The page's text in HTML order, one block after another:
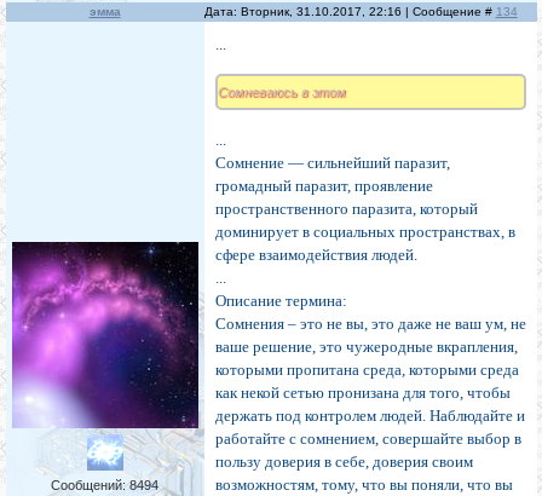
эмма Дата: Вторник, 31.10.2017, 22:16 | Сообщение # 134
Сообщений: 8494
...
Сомневаюсь в этом
...
Сомнение — сильнейший паразит,
громадный паразит, проявление
пространственного паразита, который
доминирует в социальных пространствах, в
сфере взаимодействия людей.
...
Описание термина:
Сомнения – это не вы, это даже не ваш ум, не
ваше решение, это чужеродные вкрапления,
которыми пропитана среда, которыми среда
как некой сетью пронизана для того, чтобы
держать под контролем людей. Наблюдайте и
работайте с сомнением, совершайте выбор в
пользу доверия в себе, доверия своим
возможностям, тому, что вы поняли, что вы